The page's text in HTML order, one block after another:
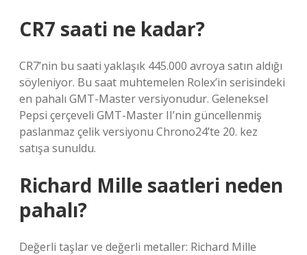
CR7 saati ne kadar?
CR7’nin bu saati yaklaşık 445.000 avroya satın aldığı
söyleniyor. Bu saat muhtemelen Rolex’in serisindeki
en pahalı GMT-Master versiyonudur. Geleneksel
Pepsi çerçeveli GMT-Master II’nin güncellenmiş
paslanmaz çelik versiyonu Chrono24’te 20. kez
satışa sunuldu.
Richard Mille saatleri neden
pahalı?
Değerli taşlar ve değerli metaller: Richard Mille